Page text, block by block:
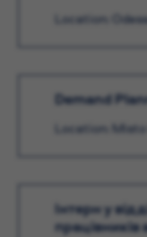
Location:
Demand
Location:
Інтерн у